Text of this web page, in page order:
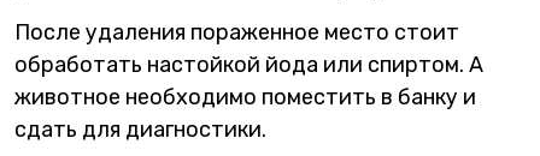
После удаления пораженное место стоит
обработать настойкой йода или спиртом. А
животное необходимо поместить в банку и
сдать для диагностики.